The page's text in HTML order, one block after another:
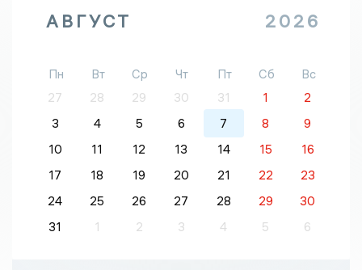
АВГУСТ 2026
Пн Вт Ср Чт Пт Сб
Вс
27
28 29 30 31 1
2
3
4 5 6 7 8
9
10
11 12 13 14 15
16
17
18 19 20 21 22
23
24
25 26 27 28 29
30
31
1 2 3 4 5 6